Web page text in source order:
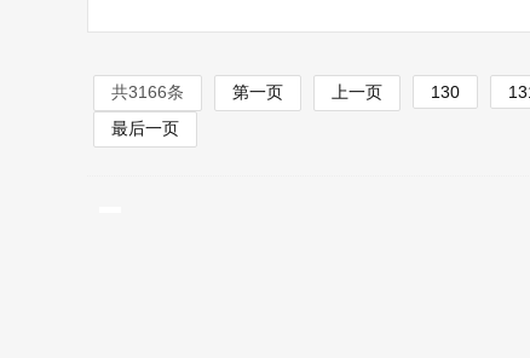
共3166条 第一页 上一页 130
最后一页